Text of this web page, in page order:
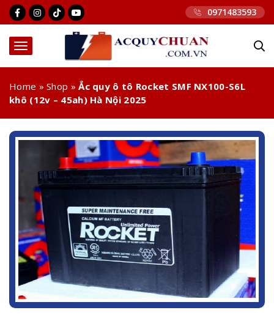
0971483593
Home »Shop »Ắc quy ô tô Rocket SMF NX100-S6L
khô (12v – 45ah) Hà Nội 2025